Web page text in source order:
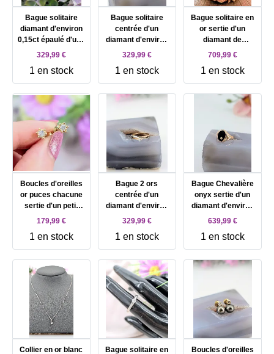
Bague solitaire
diamant d'environ
0,15ct épaulé d'une
ligne de 8 petits
Millième (18 CT)
1,75g
329,99 €
1 en stock
Bague solitaire
centrée d'un
diamant d'environ
0,08ct épaulé de
750 Millième (18
CT) 1,99g
329,99 €
1 en stock
Bague solitaire en
or sertie d'un
diamant de
synthèse taille
surmonté sur une
ligne de petits
diamants Or 750
Millième (18 CT)
709,99 €
1 en stock
Boucles d'oreilles
or puces chacune
sertie d'un petit
diamant d'environ
Millième (18 CT)
1,13g
179,99 €
1 en stock
Bague 2 ors
centrée d'un
diamant d'environ
0,10ct Or 750
2,14g
329,99 €
1 en stock
Bague Chevalière
onyx sertie d'un
diamant d'environ
0,02cts Or 750
4,94g
639,99 €
1 en stock
Collier en or blanc
Bague solitaire en
Boucles d'oreilles